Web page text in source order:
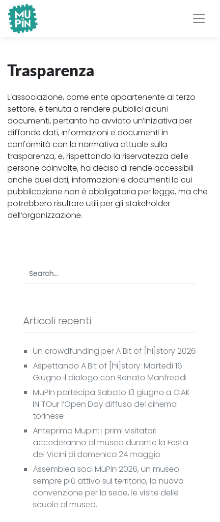
Trasparenza
L’associazione, come ente appartenente al terzo
settore, è tenuta a rendere pubblici alcuni
documenti, pertanto ha avviato un’iniziativa per
diffonde dati, informazioni e documenti in
conformità con la normativa attuale sulla
trasparenza, e, rispettando la riservatezza delle
persone coinvolte, ha deciso di rende accessibili
anche quei dati, informazioni e documenti la cui
pubblicazione non è obbligatoria per legge, ma che
potrebbero risultare utili per gli stakeholder
dell’organizzazione.
Articoli recenti
Un crowdfunding per A Bit of [hi]story 2026
Aspettando A Bit of [hi]story: Martedì 16
Giugno il dialogo con Renato Manfreddi
MuPIn partecipa Sabato 13 giugno a CIAK
IN TOur l’Open Day diffuso del cinema
torinese
Anteprima Mupin: i primi visitatori
accederanno al museo durante la Festa
dei Vicini di domenica 24 maggio
Assemblea soci MuPIn 2026, un museo
sempre più attivo sul territorio, la nuova
convenzione per la sede, le visite delle
scuole al museo.